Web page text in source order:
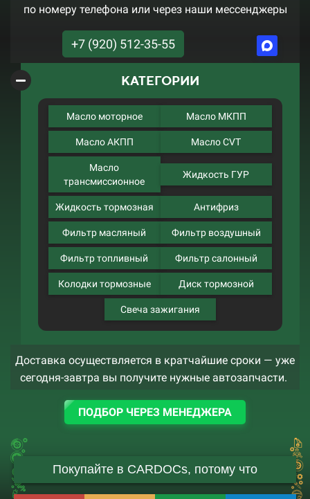
по номеру телефона или через наши мессенджеры
+7 (920) 512-35-55
КАТЕГОРИИ
Масло моторное Масло МКПП
Масло АКПП Масло CVT
Масло
трансмиссионное
Жидкость ГУР
Жидкость тормозная Антифриз
Фильтр масляный Фильтр воздушный
Фильтр топливный Фильтр салонный
Колодки тормозные Диск тормозной
Свеча зажигания
Доставка осуществляется в кратчайшие сроки — уже
сегодня-завтра вы получите нужные автозапчасти.
ПОДБОР ЧЕРЕЗ МЕНЕДЖЕРА
Покупайте в CARDOCs, потому что